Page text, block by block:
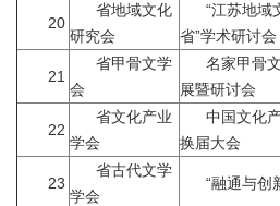
20
省地域文化
研究会
“江苏地域
省”学术研讨会
21
省甲骨文学
会
名家甲骨
展暨研讨会
22
省文化产业
学会
中国文化
换届大会
23
省古代文学
学会
“融通与创